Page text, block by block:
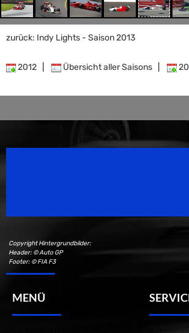
zurück: Indy Lights - Saison 2013
2012 Übersicht aller Saisons
Copyright Hintergrundbilder:
Header: © Auto GP
Footer: © FIA F3
MENÜ